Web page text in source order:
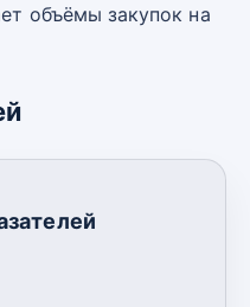
объёмы закупок на